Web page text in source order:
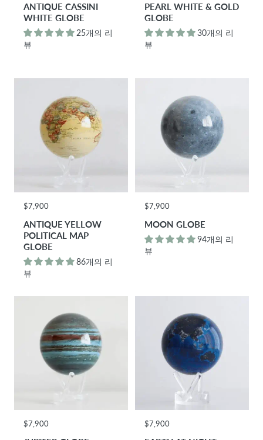
ANTIQUE CASSINI
WHITE GLOBE
25개의 리
뷰
PEARL WHITE & GOLD
GLOBE
30개의 리
뷰
$7,900
ANTIQUE YELLOW
POLITICAL MAP
GLOBE
86개의 리
뷰
$7,900
MOON GLOBE
94개의 리
뷰
$7,900 $7,900